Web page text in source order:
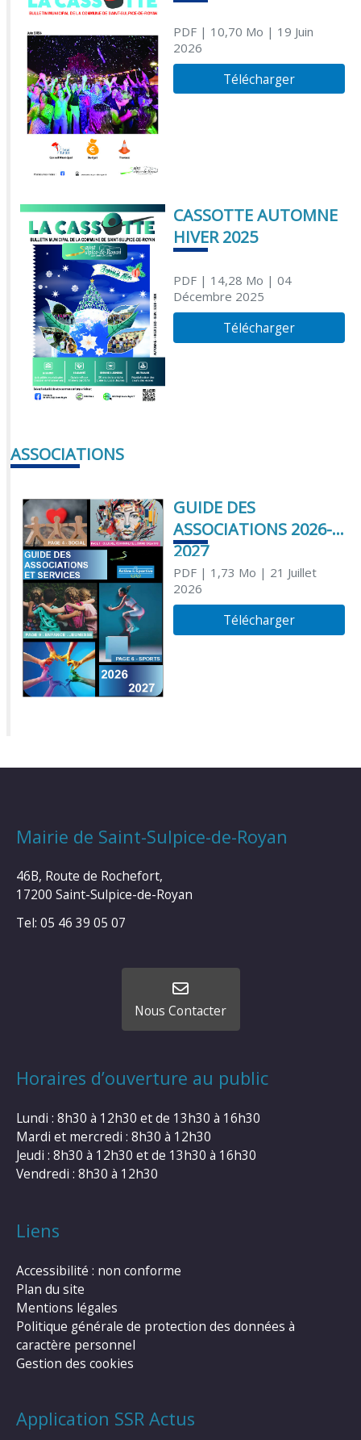
PDF| 10,70 Mo | 19 Juin
2026
Télécharger
CASSOTTE AUTOMNE
HIVER 2025
PDF| 14,28 Mo | 04
Décembre 2025
Télécharger
ASSOCIATIONS
GUIDE DES
ASSOCIATIONS 2026-
2027
PDF| 1,73 Mo | 21 Juillet
2026
Télécharger
Mairie de Saint-Sulpice-de-Royan
46B, Route de Rochefort,
17200 Saint-Sulpice-de-Royan
Tel: 05 46 39 05 07
Nous Contacter
Horaires d’ouverture au public
Lundi : 8h30 à 12h30 et de 13h30 à 16h30
Mardi et mercredi : 8h30 à 12h30
Jeudi : 8h30 à 12h30 et de 13h30 à 16h30
Vendredi : 8h30 à 12h30
Liens
Accessibilité : non conforme
Plan du site
Mentions légales
Politique générale de protection des données à
caractère personnel
Gestion des cookies
Application SSR Actus